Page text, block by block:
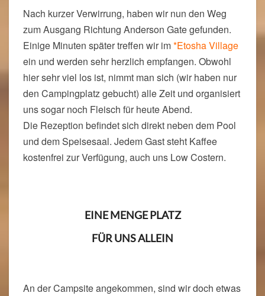
Nach kurzer Verwirrung, haben wir nun den Weg
zum Ausgang Richtung Anderson Gate gefunden.
Einige Minuten später treffen wir im*Etosha Village
ein und werden sehr herzlich empfangen. Obwohl
hier sehr viel los ist, nimmt man sich (wir haben nur
den Campingplatz gebucht) alle Zeit und organisiert
uns sogar noch Fleisch für heute Abend.
Die Rezeption befindet sich direkt neben dem Pool
und dem Speisesaal. Jedem Gast steht Kaffee
kostenfrei zur Verfügung, auch uns Low Costern.
EINE MENGE PLATZ
FÜR UNS ALLEIN
An der Campsite angekommen, sind wir doch etwas